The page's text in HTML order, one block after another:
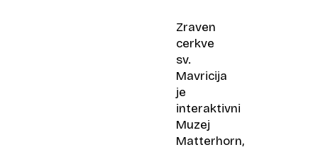
Zraven
cerkve
sv.
Mavricija
je
interaktivni
Muzej
Matterhorn,